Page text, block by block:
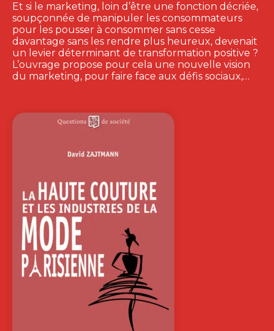
Et si le marketing, loin d’être une fonction décriée,
soupçonnée de manipuler les consommateurs
pour les pousser à consommer sans cesse
davantage sans les rendre plus heureux, devenait
un levier déterminant de transformation positive ?
L’ouvrage propose pour cela une nouvelle vision
du marketing, pour faire face aux défis sociaux,…